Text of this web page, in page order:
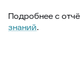
Подробнее с
знаний.